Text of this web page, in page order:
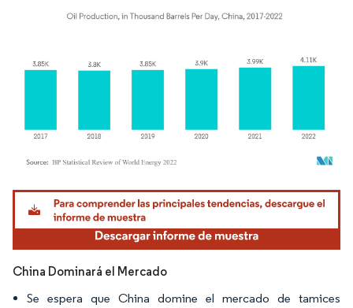
Imagen © Mordor Intelligence. El uso requiere atribución según CC BY 4.0.
China Dominará el Mercado
Se espera que China domine el mercado de tamices